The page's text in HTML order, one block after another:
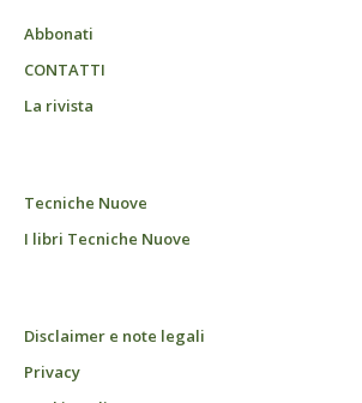
Abbonati
CONTATTI
La rivista
Tecniche Nuove
I libri Tecniche Nuove
Disclaimer e note legali
Privacy